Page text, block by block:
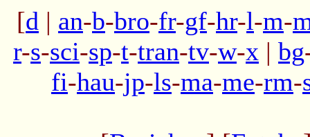
[d | an-b-bro-fr-gf-hr-l-m-
r-s-sci-sp-t-tran-tv-w-x | bg
fi-hau-jp-ls-ma-me-rm-